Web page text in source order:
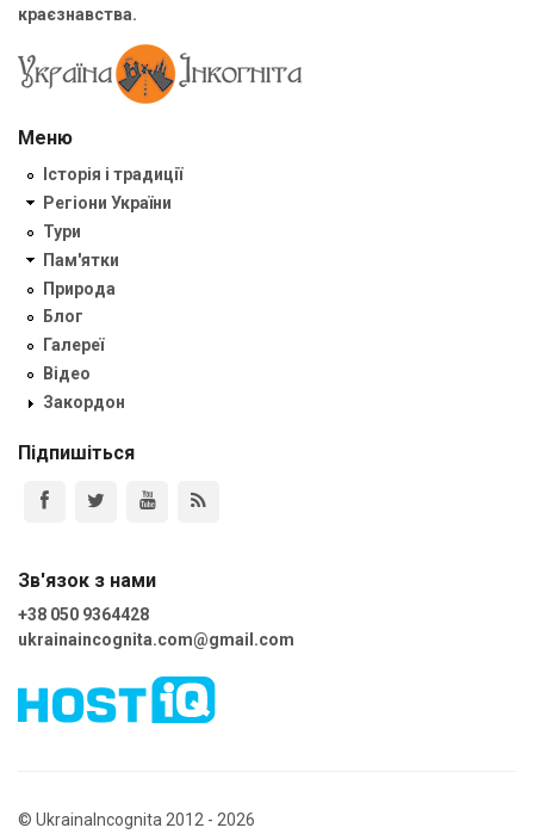
краєзнавства.
Меню
Історія і традиції
Регіони України
Тури
Пам'ятки
Природа
Блог
Галереї
Відео
Закордон
Підпишіться
Зв'язок з нами
+38 050 9364428
ukrainaincognita.com@gmail.com
© UkrainaIncognita 2012 - 2026